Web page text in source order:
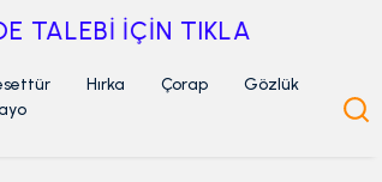
Hırka Çorap Gözlük